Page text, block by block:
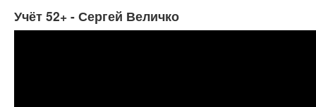
Учёт 52+ - Сергей Величко